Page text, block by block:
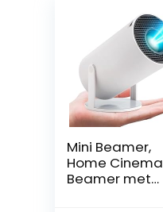
Mini Beamer,
Home Cinema
Beamer met